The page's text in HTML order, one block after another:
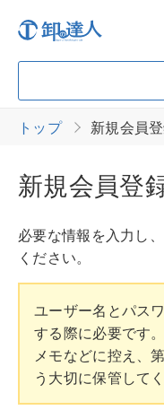
トップ 新規会員
新規会員登
必要な情報を入力し
ください。
ユーザー名とパス
する際に必要です。
メモなどに控え、
う大切に保管して